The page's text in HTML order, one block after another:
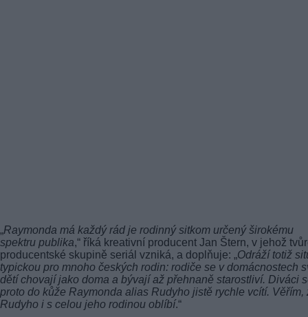
„Raymonda má každý rád je rodinný sitkom určený širokému
spektru publika,“ říká kreativní producent Jan Štern, v jehož
producentské skupině seriál vzniká, a doplňuje: „Odráží totiž
typickou pro mnoho českých rodin: rodiče se v domácnostech
dětí chovají jako doma a bývají až přehnaně starostliví. Diváci
proto do kůže Raymonda alias Rudyho jistě rychle vcítí. Věřím,
Rudyho i s celou jeho rodinou oblíbí.“